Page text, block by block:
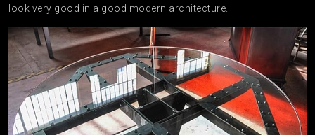
look very good in a good modern architecture.